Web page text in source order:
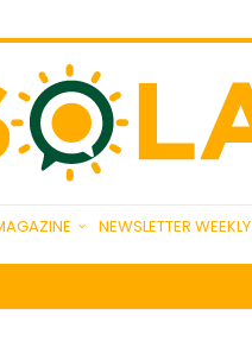
NEWSLETTER WEEKLY